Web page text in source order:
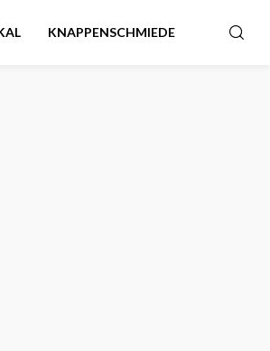
KNAPPENSCHMIEDE